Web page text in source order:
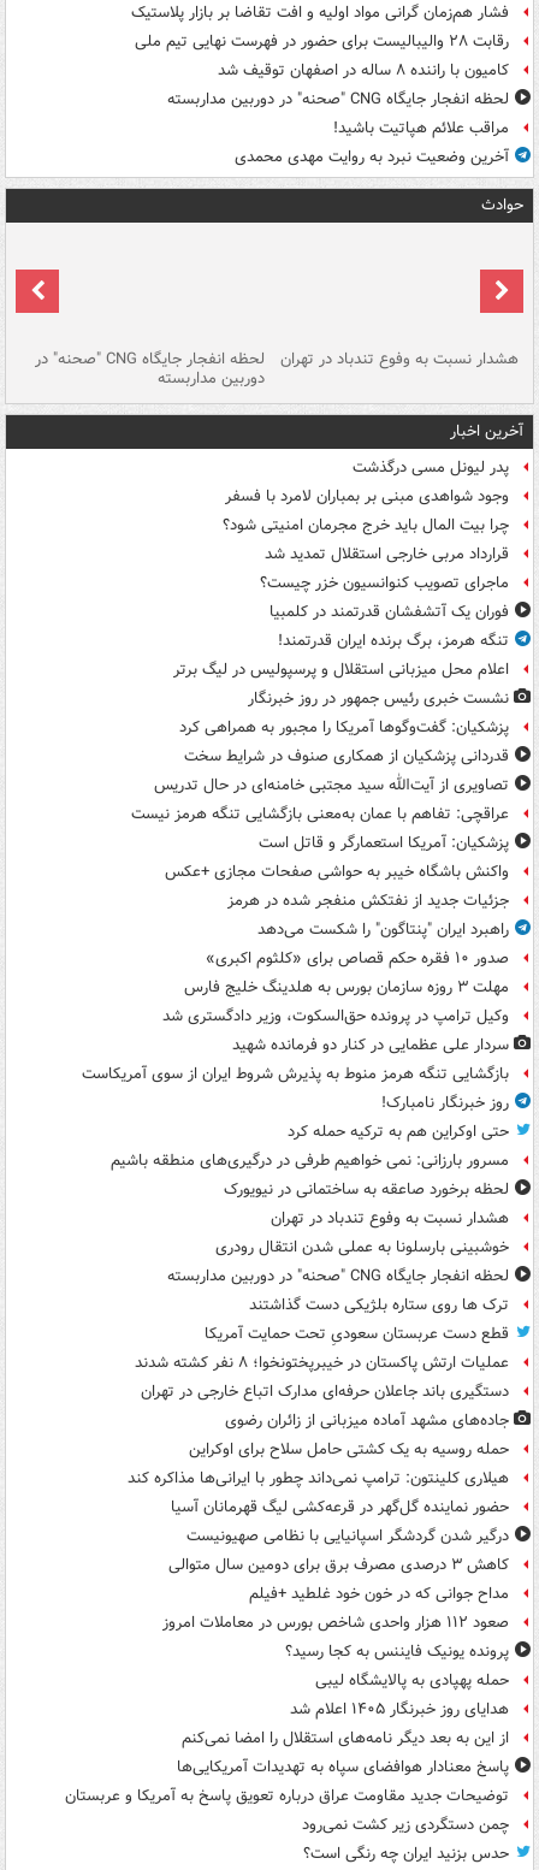
فشار هم‌زمان گرانی مواد اولیه و افت تقاضا بر بازار پلاستیک
رقابت ۲۸ والیبالیست برای حضور در فهرست نهایی تیم ملی
کامیون با راننده ۸ ساله در اصفهان توقیف شد
لحظه انفجار جایگاه CNG "صحنه" در دوربین مداربسته
مراقب علائم هپاتیت باشید!
آخرین وضعیت نبرد به روایت مهدی محمدی
حوادث
هشدار نسبت به وفوع تندباد در تهران لحظه انفجار جایگاه CNG "صحنه" در
دوربین مداربسته
آخرین اخبار
پدر لیونل مسی درگذشت
وجود شواهدی مبنی بر بمباران لامرد با فسفر
چرا بیت المال باید خرج مجرمان امنیتی شود؟
قرارداد مربی خارجی استقلال تمدید شد
ماجرای تصویب کنوانسیون خزر چیست؟
فوران یک آتشفشان قدرتمند در کلمبیا
تنگه هرمز، برگ برنده ایران قدرتمند!
اعلام محل میزبانی استقلال و پرسپولیس در لیگ برتر
نشست خبری رئیس جمهور در روز خبرنگار
پزشکیان: گفت‌وگوها آمریکا را مجبور به همراهی کرد
قدردانی پزشکیان از همکاری صنوف در شرایط سخت
تصاویری از آیت‌الله سید مجتبی خامنه‌ای در حال تدریس
عراقچی: تفاهم با عمان به‌معنی بازگشایی تنگه هرمز نیست
پزشکیان: آمریکا استعمارگر و قاتل است
واکنش باشگاه خیبر به حواشی صفحات مجازی +عکس
جزئیات جدید از نفتکش منفجر شده در هرمز
راهبرد ایران "پنتاگون" را شکست می‌دهد
صدور ۱۰ فقره حکم قصاص برای «کلثوم اکبری»
مهلت ۳ روزه سازمان بورس به هلدینگ خلیج فارس
وکیل ترامپ در پرونده حق‌السکوت، وزیر دادگستری شد
سردار علی عظمایی در کنار دو فرمانده شهید
بازگشایی تنگه هرمز منوط به پذیرش شروط ایران از سوی آمریکاست
روز خبرنگار نامبارک!
حتی اوکراین هم به ترکیه حمله کرد
مسرور بارزانی: نمی خواهیم طرفی در درگیری‌های منطقه باشیم
لحظه برخورد صاعقه به ساختمانی در نیویورک
هشدار نسبت به وفوع تندباد در تهران
خوشبینی بارسلونا به عملی شدن انتقال رودری
لحظه انفجار جایگاه CNG "صحنه" در دوربین مداربسته
ترک ها روی ستاره بلژیکی دست گذاشتند
قطع دست عربستان سعودیِ تحت حمایت آمریکا
عملیات ارتش پاکستان در خیبرپختونخوا؛ ۸ نفر کشته شدند
دستگیری باند جاعلان حرفه‌ای مدارک اتباع خارجی در تهران
جاده‌های مشهد آماده میزبانی از زائران رضوی
حمله روسیه به یک کشتی حامل سلاح برای اوکراین
هیلاری کلینتون: ترامپ نمی‌داند چطور با ایرانی‌ها مذاکره کند
حضور نماینده گل‌گهر در قرعه‌کشی لیگ قهرمانان آسیا
درگیر شدن گردشگر اسپانیایی با نظامی صهیونیست
کاهش ۳ درصدی مصرف برق برای دومین سال متوالی
مداح جوانی که در خون خود غلطید +فیلم
صعود ۱۱۲ هزار واحدی شاخص بورس در معاملات امروز
پرونده یونیک فایننس به کجا رسید؟
حمله پهپادی به پالایشگاه لیبی
هدایای روز خبرنگار ۱۴۰۵ اعلام شد
از این به بعد دیگر نامه‌های استقلال را امضا نمی‌کنم
پاسخ معنادار هوافضای سپاه به تهدیدات آمریکایی‌ها
توضیحات جدید مقاومت عراق درباره تعویق پاسخ به آمریکا و عربستان
چمن دستگردی زیر کشت نمی‌رود
حدس بزنید ایران چه رنگی است؟